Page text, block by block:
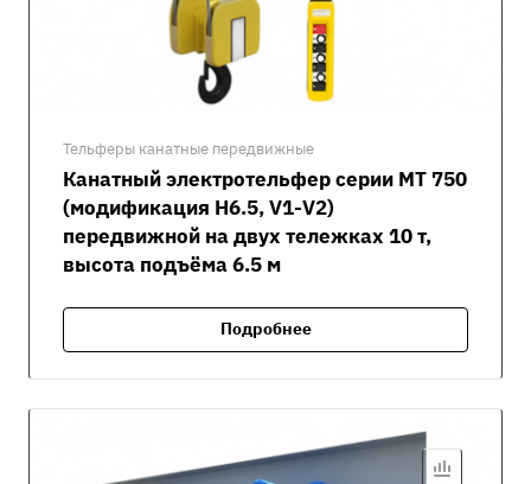
Тельферы канатные передвижные
Канатный электротельфер серии MT 750
(модификация H6.5, V1-V2)
передвижной на двух тележках 10 т,
высота подъёма 6.5 м
Подробнее